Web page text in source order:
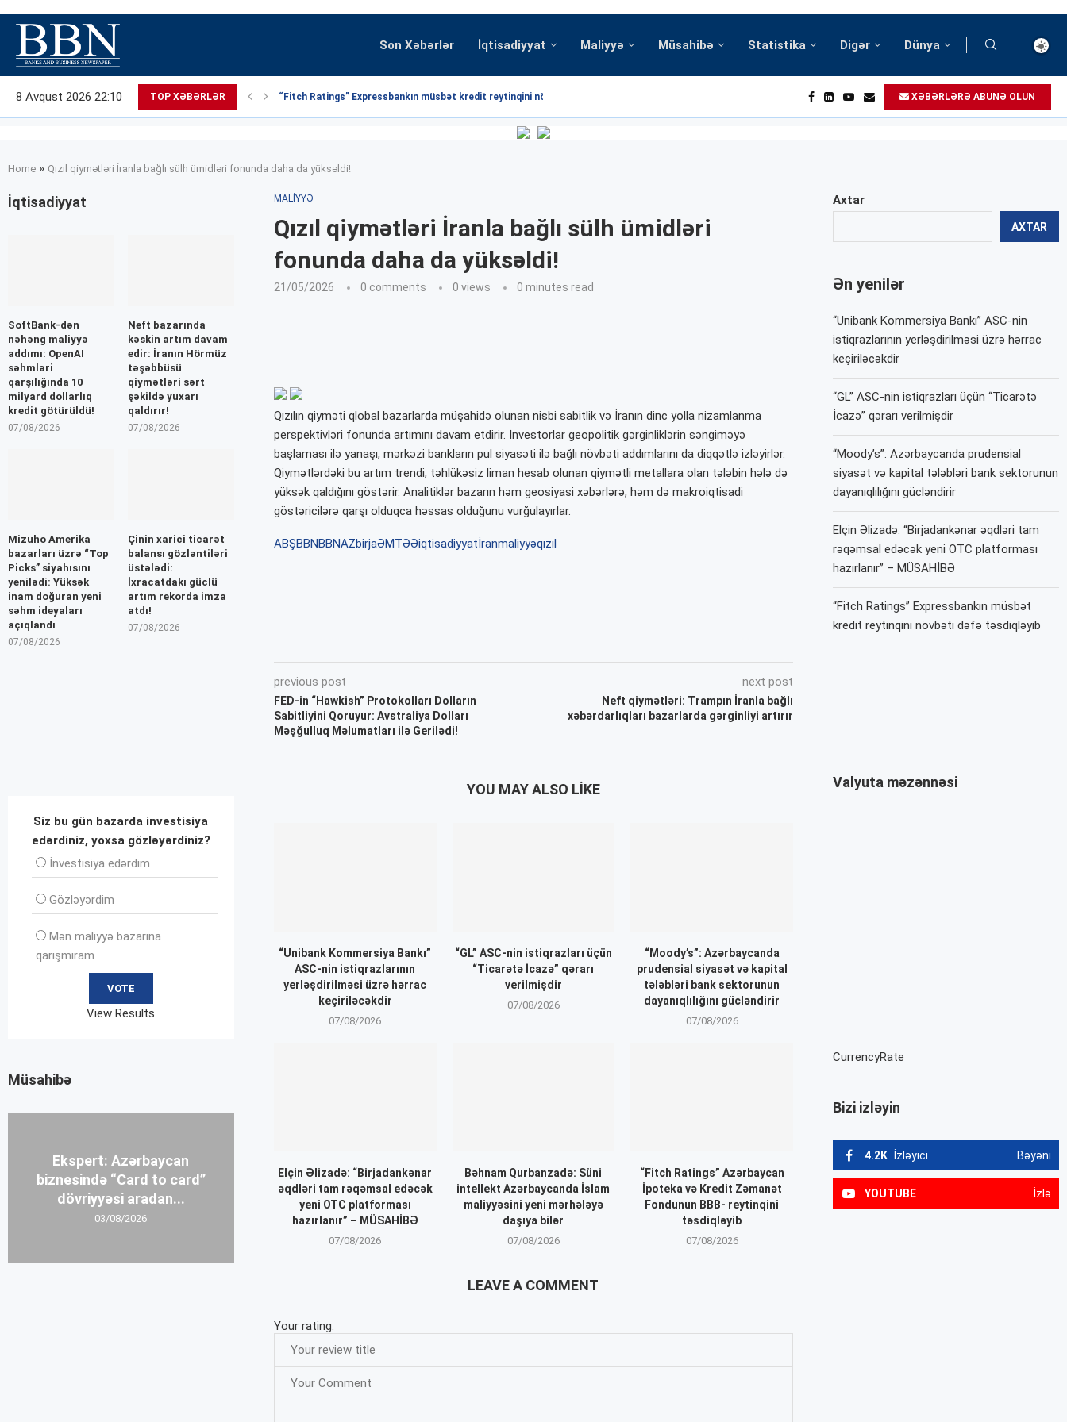
Son Xəbərlər İqtisadiyyat Maliyyə Müsahibə Statistika Digər Dünya
8 Avqust 2026 22:10 TOP XƏBƏRLƏR “Fitch Ratings” Expressbankın müsbət kredit reytinqini növbəti dəfə... XƏBƏRLƏRƏ ABUNƏ OLUN
Home » Qızıl qiymətləri İranla bağlı sülh ümidləri fonunda daha da yüksəldi!
MALIYYƏ
Qızıl qiymətləri İranla bağlı sülh ümidləri
fonunda daha da yüksəldi!
21/05/2026 0 comments 0 views 0 minutes read
Qızılın qiyməti qlobal bazarlarda müşahidə olunan nisbi sabitlik və İranın dinc yolla nizamlanma
perspektivləri fonunda artımını davam etdirir. İnvestorlar geopolitik gərginliklərin səngiməyə
başlaması ilə yanaşı, mərkəzi bankların pul siyasəti ilə bağlı növbəti addımlarını da diqqətlə izləyirlər.
Qiymətlərdəki bu artım trendi, təhlükəsiz liman hesab olunan qiymətli metallara olan tələbin hələ də
yüksək qaldığını göstərir. Analitiklər bazarın həm geosiyasi xəbərlərə, həm də makroiqtisadi
göstəricilərə qarşı olduqca həssas olduğunu vurğulayırlar.
ABŞBBNBBNAZbirjaƏMTƏƏiqtisadiyyatİranmaliyyəqızıl
previous post
FED-in “Hawkish” Protokolları Dolların
Sabitliyini Qoruyur: Avstraliya Dolları
Məşğulluq Məlumatları ilə Gerilədi!
next post
Neft qiymətləri: Trampın İranla bağlı
xəbərdarlıqları bazarlarda gərginliyi artırır
YOU MAY ALSO LIKE
“Unibank Kommersiya Bankı”
ASC-nin istiqrazlarının
yerləşdirilməsi üzrə hərrac
keçiriləcəkdir
07/08/2026
“GL” ASC-nin istiqrazları üçün
“Ticarətə İcazə” qərarı
verilmişdir
07/08/2026
“Moody’s”: Azərbaycanda
prudensial siyasət və kapital
tələbləri bank sektorunun
dayanıqlılığını gücləndirir
07/08/2026
Elçin Əlizadə: “Birjadankənar
əqdləri tam rəqəmsal edəcək
yeni OTC platforması
hazırlanır” – MÜSAHİBƏ
07/08/2026
Bəhnam Qurbanzadə: Süni
intellekt Azərbaycanda İslam
maliyyəsini yeni mərhələyə
daşıya bilər
07/08/2026
“Fitch Ratings” Azərbaycan
İpoteka və Kredit Zəmanət
Fondunun BBB- reytinqini
təsdiqləyib
07/08/2026
LEAVE A COMMENT
Your rating:
Axtar
AXTAR
Ən yenilər
“Unibank Kommersiya Bankı” ASC-nin
istiqrazlarının yerləşdirilməsi üzrə hərrac
keçiriləcəkdir
“GL” ASC-nin istiqrazları üçün “Ticarətə
İcazə” qərarı verilmişdir
“Moody’s”: Azərbaycanda prudensial
siyasət və kapital tələbləri bank sektorunun
dayanıqlılığını gücləndirir
Elçin Əlizadə: “Birjadankənar əqdləri tam
rəqəmsal edəcək yeni OTC platforması
hazırlanır” – MÜSAHİBƏ
“Fitch Ratings” Expressbankın müsbət
kredit reytinqini növbəti dəfə təsdiqləyib
Valyuta məzənnəsi
CurrencyRate
Bizi izləyin
4.2K İzləyici Bəyəni
YOUTUBE İzlə
İqtisadiyyat
SoftBank-dən
nəhəng maliyyə
addımı: OpenAI
səhmləri
qarşılığında 10
milyard dollarlıq
kredit götürüldü!
07/08/2026
Neft bazarında
kəskin artım davam
edir: İranın Hörmüz
təşəbbüsü
qiymətləri sərt
şəkildə yuxarı
qaldırır!
07/08/2026
Mizuho Amerika
bazarları üzrə “Top
Picks” siyahısını
yenilədi: Yüksək
inam doğuran yeni
səhm ideyaları
açıqlandı
07/08/2026
Çinin xarici ticarət
balansı gözləntiləri
üstələdi:
İxracatdakı güclü
artım rekorda imza
atdı!
07/08/2026
Siz bu gün bazarda investisiya
edərdiniz, yoxsa gözləyərdiniz?
İnvеstisiya edərdim
Gözləyərdim
Mən maliyyə bazarına
qarışmıram
View Results
Müsahibə
Ekspert: Azərbaycan
biznesində “Card to card”
dövriyyəsi aradan...
03/08/2026